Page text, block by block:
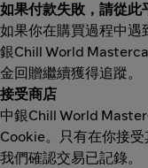
如果付款失敗，請從此
如果你在購買過程中遇
銀Chill World
金回贈繼續獲得追蹤。
接受商店
中銀Chill World
Cookie。只有在你接
我們確認交易已記錄。